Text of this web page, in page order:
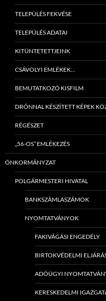
TELEPÜLÉS FEKVÉSE
TELEPÜLÉS ADATAI
KITÜNTETETTJEINK
CSÁVOLYI EMLÉKEK…
BEMUTATKOZÓ KISFILM
DRÓNNAL KÉSZÍTETT KÉPEK
RÉGÉSZET
„56-OS” EMLÉKEZÉS
ÖNKORMÁNYZAT
POLGÁRMESTERI HIVATAL
BANKSZÁMLASZÁMOK
NYOMTATVÁNYOK
FAKIVÁGÁSI ENGEDÉLY
BIRTOKVÉDELMI
ADÓÜGYI
KERESKEDELMI